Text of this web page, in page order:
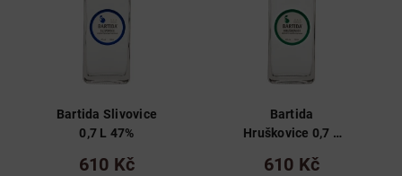
Bartida Slivovice
0,7 L 47%
610 Kč
Bartida
Hruškovice 0,7 L
610 Kč